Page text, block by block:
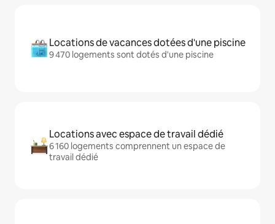
Locations de vacances dotées d'une piscine
9 470 logements sont dotés d'une piscine
Locations avec espace de travail dédié
6 160 logements comprennent un espace de
travail dédié